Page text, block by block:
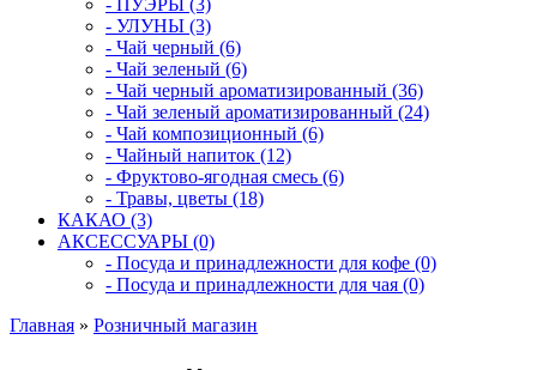
- УЛУНЫ (3)
- Чай черный (6)
- Чай зеленый (6)
- Чай черный ароматизированный (36)
- Чай зеленый ароматизированный (24)
- Чай композиционный (6)
- Чайный напиток (12)
- Фруктово-ягодная смесь (6)
- Травы, цветы (18)
КАКАО (3)
АКСЕССУАРЫ (0)
- Посуда и принадлежности для кофе (0)
- Посуда и принадлежности для чая (0)
Главная » Розничный магазин